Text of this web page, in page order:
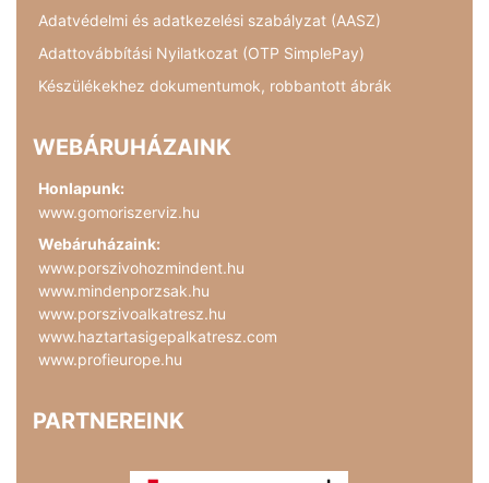
Adatvédelmi és adatkezelési szabályzat (AASZ)
Adattovábbítási Nyilatkozat (OTP SimplePay)
Készülékekhez dokumentumok, robbantott ábrák
WEBÁRUHÁZAINK
Honlapunk:
www.gomoriszerviz.hu
Webáruházaink:
www.porszivohozmindent.hu
www.mindenporzsak.hu
www.porszivoalkatresz.hu
www.haztartasigepalkatresz.com
www.profieurope.hu
PARTNEREINK